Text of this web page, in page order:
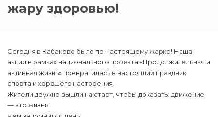
жару здоровью!
Сегодня в Кабаково было по-настоящему жарко! Наша
акция в рамках национального проекта «Продолжительная и
активная жизнь» превратилась в настоящий праздник
спорта и хорошего настроения.
Жители дружно вышли на старт, чтобы доказать: движение
— это жизнь.